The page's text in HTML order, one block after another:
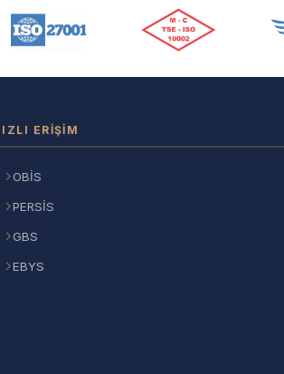
ERIŞIM
OBİS
PERSİS
GBS
EBYS